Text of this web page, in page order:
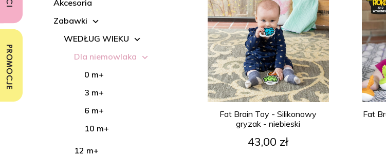
Akcesoria
Zabawki
WEDŁUG WIEKU
Dla niemowlaka
0 m+
3 m+
6 m+
10 m+
12 m+
Fat Brain Toy - Silikonowy
gryzak - niebieski
43,00 zł
Fat